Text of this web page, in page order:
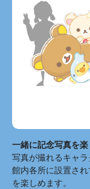
一緒に記念写真を楽
写真が撮れるキャラ
館内各所に設置さ
を楽しめます。